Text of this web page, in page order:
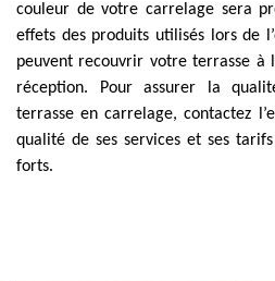
couleur de votre carrelage sera
effets des produits utilisés lors de
peuvent recouvrir votre terrasse à
réception. Pour assurer la
terrasse en carrelage, contactez
qualité de ses services et ses
forts.